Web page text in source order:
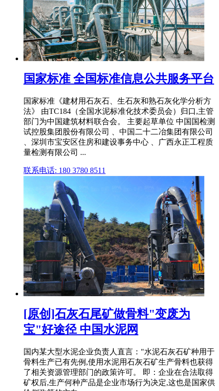
国家标准 全国标准信息公共服务平台
国家标准《建材用石灰石、生石灰和熟石灰化学分析方
法》 由TC184（全国水泥标准化技术委员会）归口,主管
部门为中国建筑材料联合会。 主要起草单位 中国国检测
试控股集团股份有限公司 、中国二十二冶集团有限公司
、深圳市宝安区住房和建设事务中心 、广西永正工程质
量检测有限公司 ...
联系电话: 180 3780 8511
[原创]石灰石尾矿做骨料"变废为
宝"好途径 中国水泥网
国内某大型水泥企业负责人直言："水泥石灰石矿种用于
骨料生产已有先例,使用水泥用石灰石矿生产骨料也获得
了相关资源管理部门的政策许可。 即：企业在合法取得
矿权后,生产何种产品是企业市场行为决定,这也是国家供